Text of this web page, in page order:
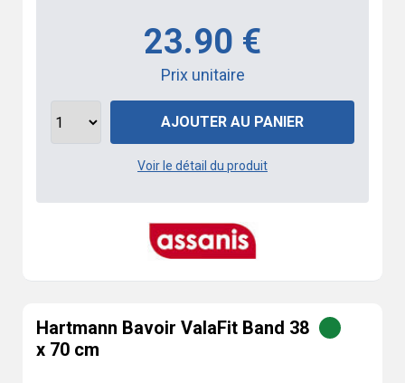
23.90 €
Prix unitaire
AJOUTER AU PANIER
Voir le détail du produit
Hartmann Bavoir ValaFit Band 38
x 70 cm